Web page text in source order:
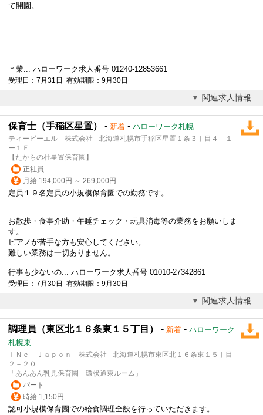
て開園。
＊業... ハローワーク求人番号 01240-12853661
受理日：7月31日 有効期限：9月30日
関連求人情報
保育士（手稲区星置） - 新着 - ハローワーク札幌
ティービーエル 株式会社 - 北海道札幌市手稲区星置１条３丁目４―１
ー１Ｆ
【たからの杜星置保育園】
正社員
月給 194,000円 ～ 269,000円
定員１９名定員の小規模保育園での勤務です。
お散歩・食事介助・午睡チェック・玩具消毒等の業務をお願いしま
す。
ピアノが苦手な方も安心してください。
難しい業務は一切ありません。
行事も少ないの... ハローワーク求人番号 01010-27342861
受理日：7月30日 有効期限：9月30日
関連求人情報
調理員（東区北１６条東１５丁目） - 新着 - ハローワーク
札幌東
ｉＮｅ Ｊａｐｏｎ 株式会社 - 北海道札幌市東区北１６条東１５丁目
２－２０
「あんあん乳児保育園 環状通東ルーム」
パート
時給 1,150円
認可小規模保育園での給食調理全般を行っていただきます。